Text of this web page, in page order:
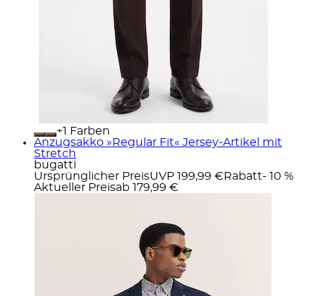
+
Farben
Anzugsakko »Regular Fit« Jersey-Artikel mit
Stretch
bugatti
Ursprünglicher PreisUVP 199,99 € Rabatt- 10 %
Aktueller Preisab 179,99 €